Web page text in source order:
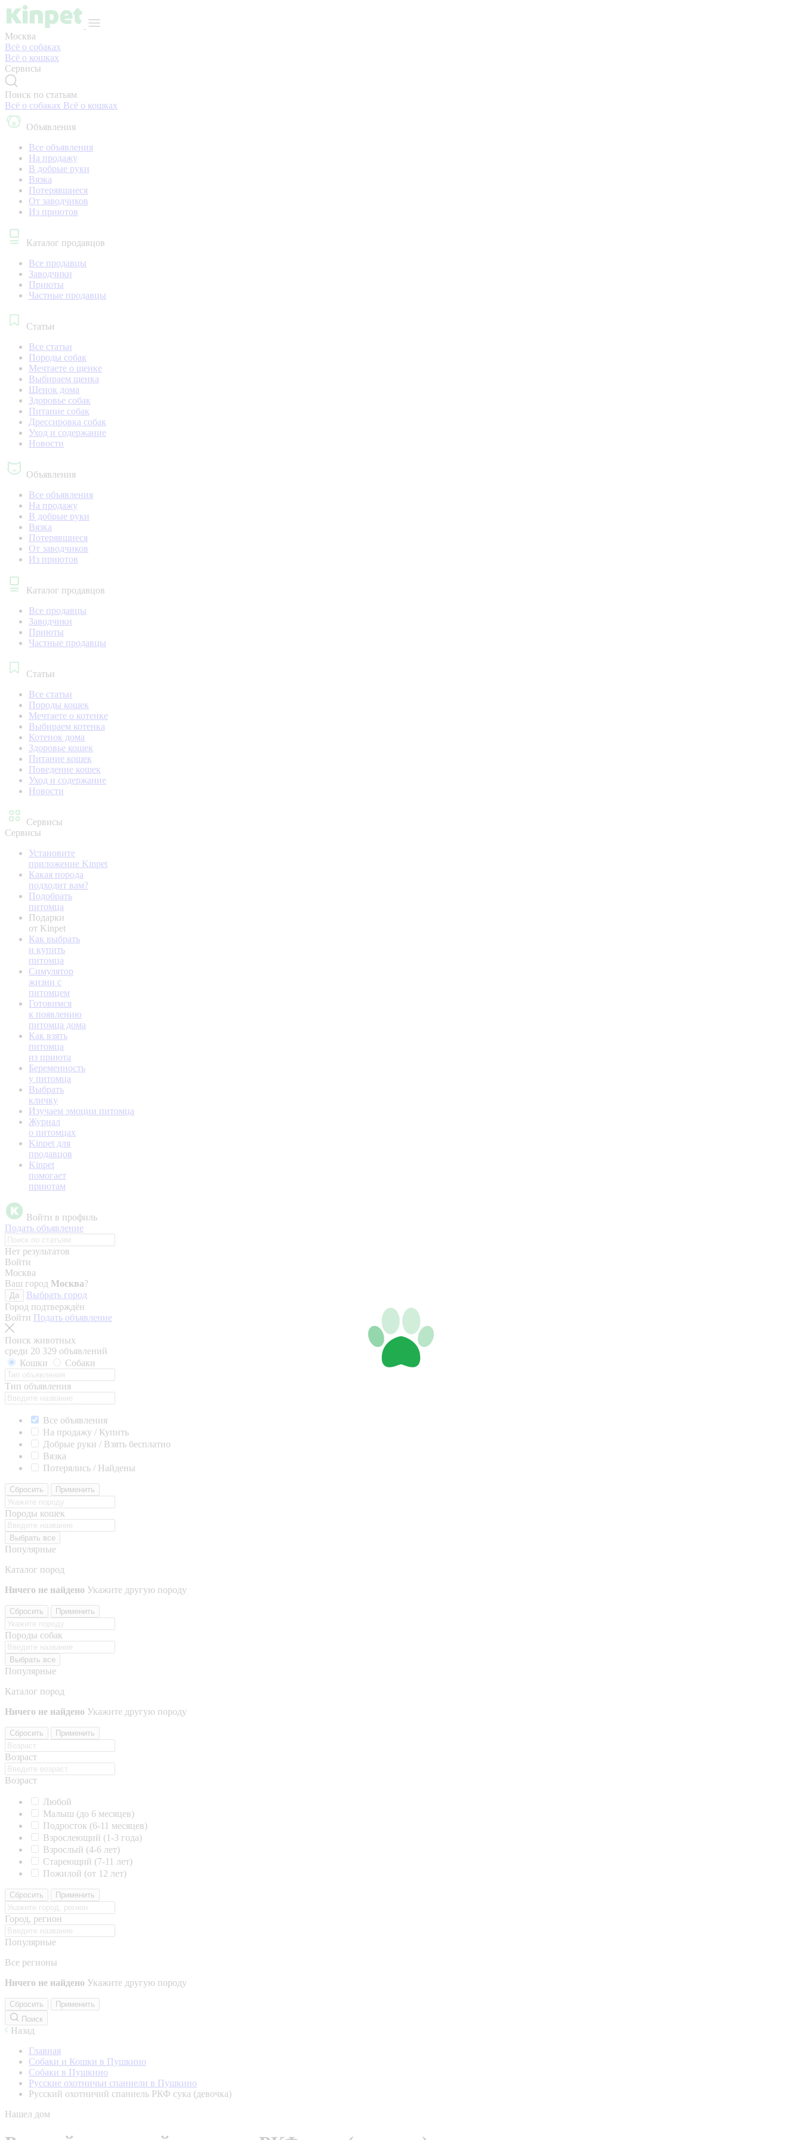
Москва
Всё о собаках
Всё о кошках
Сервисы
Поиск по статьям
Всё о собаках Всё о кошках
Объявления
Все объявления
На продажу
В добрые руки
Вязка
Потерявшиеся
От заводчиков
Из приютов
Каталог продавцов
Все продавцы
Заводчики
Приюты
Частные продавцы
Статьи
Все статьи
Породы собак
Мечтаете о щенке
Выбираем щенка
Щенок дома
Здоровье собак
Питание собак
Дрессировка собак
Уход и содержание
Новости
Объявления
Все объявления
На продажу
В добрые руки
Вязка
Потерявшиеся
От заводчиков
Из приютов
Каталог продавцов
Все продавцы
Заводчики
Приюты
Частные продавцы
Статьи
Все статьи
Породы кошек
Мечтаете о котенке
Выбираем котенка
Котенок дома
Здоровье кошек
Питание кошек
Поведение кошек
Уход и содержание
Новости
Сервисы
Сервисы
Установите
приложение Kinpet
Какая порода
подходит вам?
Подобрать
питомца
Подарки
от Kinpet
Как выбрать
и купить
питомца
Симулятор
жизни с
питомцем
Готовимся
к появлению
питомца дома
Как взять
питомца
из приюта
Беременность
у питомца
Выбрать
кличку
Изучаем эмоции питомца
Журнал
о питомцах
Kinpet для
продавцов
Kinpet
помогает
приютам
Войти в профиль
Подать объявление
Нет результатов
Войти
Москва
Ваш город Москва?
Да
Выбрать город
Город подтверждён
Войти Подать объявление
Поиск животных
среди 20 329 объявлений
Кошки
Собаки
Тип объявления
Все объявления
На продажу / Купить
Добрые руки / Взять бесплатно
Вязка
Потерялись / Найдены
Сбросить Применить
Породы кошек
Выбрать все
Популярные
Каталог пород
Ничего не найдено Укажите другую породу
Сбросить Применить
Породы собак
Выбрать все
Популярные
Каталог пород
Ничего не найдено Укажите другую породу
Сбросить Применить
Возраст
Возраст
Любой
Малыш (до 6 месяцев)
Подросток (6-11 месяцев)
Взрослеющий (1-3 года)
Взрослый (4-6 лет)
Стареющий (7-11 лет)
Пожилой (от 12 лет)
Сбросить Применить
Город, регион
Популярные
Все регионы
Ничего не найдено Укажите другую породу
Сбросить
Применить
Поиск
Назад
Главная
Собаки и Кошки в Пушкино
Собаки в Пушкино
Русские охотничьи спаниели в Пушкино
Русский охотничий спаниель РКФ сука (девочка)
Нашел дом